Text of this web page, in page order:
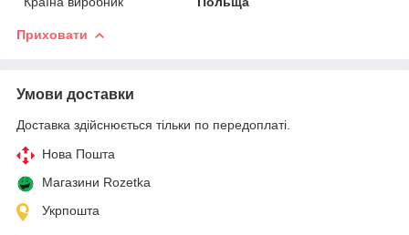
Приховати
Умови доставки
Доставка здійснюється тільки по передоплаті.
Нова Пошта
Магазини Rozetka
Укрпошта